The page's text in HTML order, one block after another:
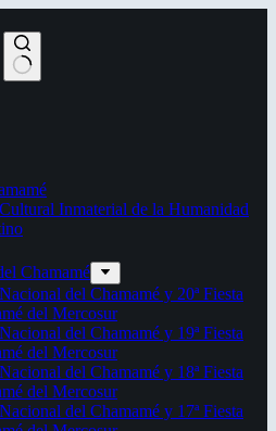
Inmaterial de la Humanidad
Chamamé
del Chamamé y 20ª Fiesta
del Mercosur
del Chamamé y 19ª Fiesta
del Mercosur
del Chamamé y 18ª Fiesta
del Mercosur
del Chamamé y 17ª Fiesta